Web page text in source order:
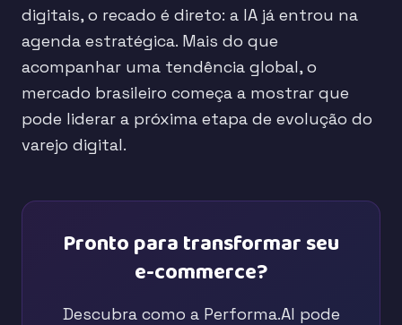
digitais, o recado é direto: a IA já entrou na
agenda estratégica. Mais do que
acompanhar uma tendência global, o
mercado brasileiro começa a mostrar que
pode liderar a próxima etapa de evolução do
varejo digital.
Pronto para transformar seu
e-commerce?
Descubra como a Performa.AI pode